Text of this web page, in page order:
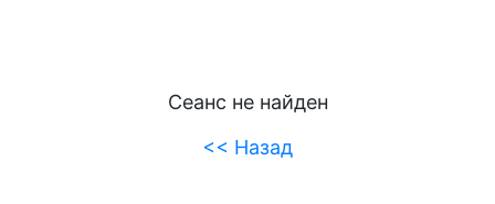
Сеанс не найден
<< Назад